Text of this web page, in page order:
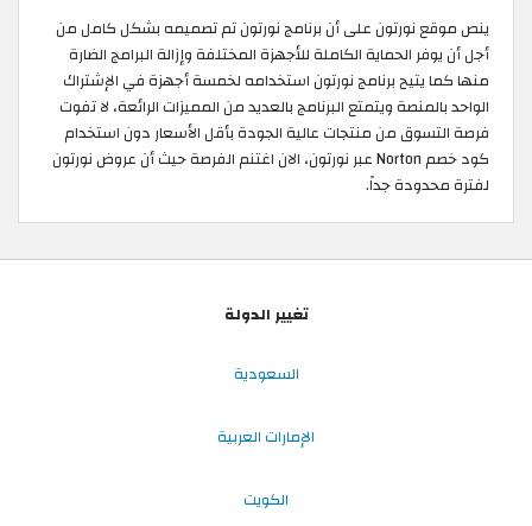
ينص موقع نورتون على أن برنامج نورتون تم تصميمه بشكل كامل من
أجل أن يوفر الحماية الكاملة للأجهزة المختلفة وإزالة البرامج الضارة
منها كما يتيح برنامج نورتون استخدامه لخمسة أجهزة في الإشتراك
الواحد بالمنصة ويتمتع البرنامج بالعديد من المميزات الرائعة، لا تفوت
فرصة التسوق من منتجات عالية الجودة بأقل الأسعار دون استخدام
كود خصم Norton عبر نورتون، الان اغتنم الفرصة حيث أن عروض نورتون
لفترة محدودة جداً. ​
تغيير الدولة
السعودية
الإمارات العربية
الكويت